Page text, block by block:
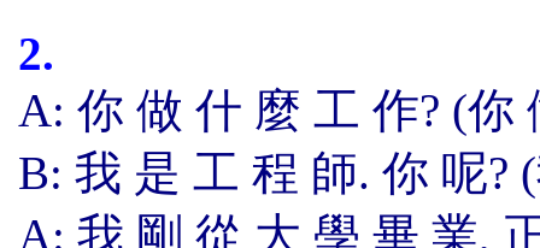
2.
A: 你 做 什 麼 工 作? (你
B: 我 是 工 程 師. 你 呢?
A: 我 剛 從 大 學 畢 業,